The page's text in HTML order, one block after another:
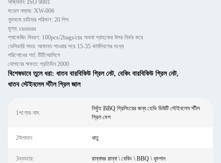
সাক্ষ্যদান: ISO 9001
মডেল নম্বার: XW-006
ন্যূনতম চাহিদার পরিমাণ: 20 পিস
মূল্য: custom
প্যাকেজিং বিবরণ: 100pcs/2bags/ctn অথবা গ্রাহকের উপর নির্ভর করে
ডেলিভারি সময়: আমানত পাওয়ার পরে 15-35 কার্যদিবসের মধ্যে
পরিশোধের শর্ত: টিটি/আলিপে
যোগানের ক্ষমতা: প্রতিদিন 2000
বিশেষভাবে তুলে ধরা: ধাতব বারবিকিউ গ্রিল নেট, বেকিং বারবিকিউ গ্রিল নেট,
ধাতব স্টেইনলেস স্টীল গ্রিল জাল
1পণ্যের নাম:
নিখুঁত BBQ গ্রিলিংয়ের জন্য হেভি ডিউটি ​​স্টেইনলেস স্টীল
গ্রিল মেশ
2উপাদান: ধাতু
3ব্যবহার: রান্নাঘর রান্না \ বেকিং \ BBQ \ ধূমপান